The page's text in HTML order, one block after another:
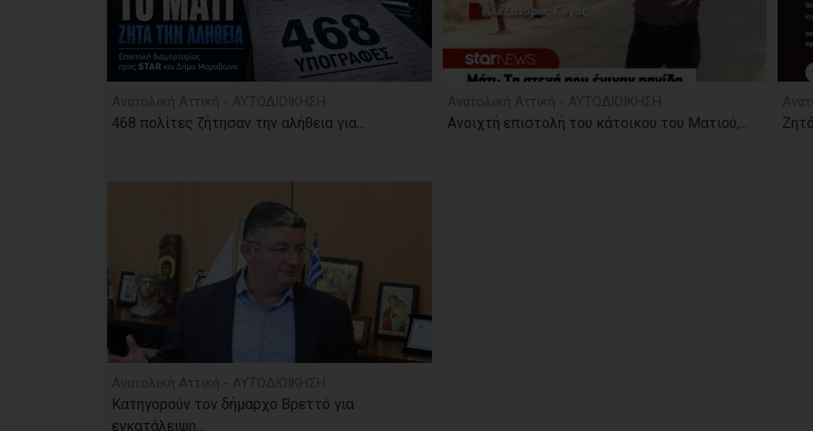
468 πολίτες ζήτησαν την αλήθεια για... Ανοιχτή επιστολή του κάτοικου του Ματιού,...
Κατηγορούν τον δήμαρχο Βρεττό για
εγκατάλειψη...